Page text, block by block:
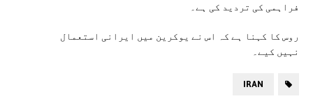
فراہمی کی تردید کی ہے۔
روس کا کہنا ہے کہ اس نے یوکرین میں ایرانی استعمال
نہیں کیے۔
IRAN